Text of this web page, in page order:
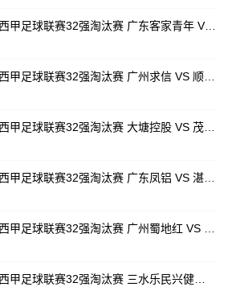
08月03日 佛山西甲足球联赛32强淘汰赛 广东客家青年 VS 广州英华思力U17 全场录像